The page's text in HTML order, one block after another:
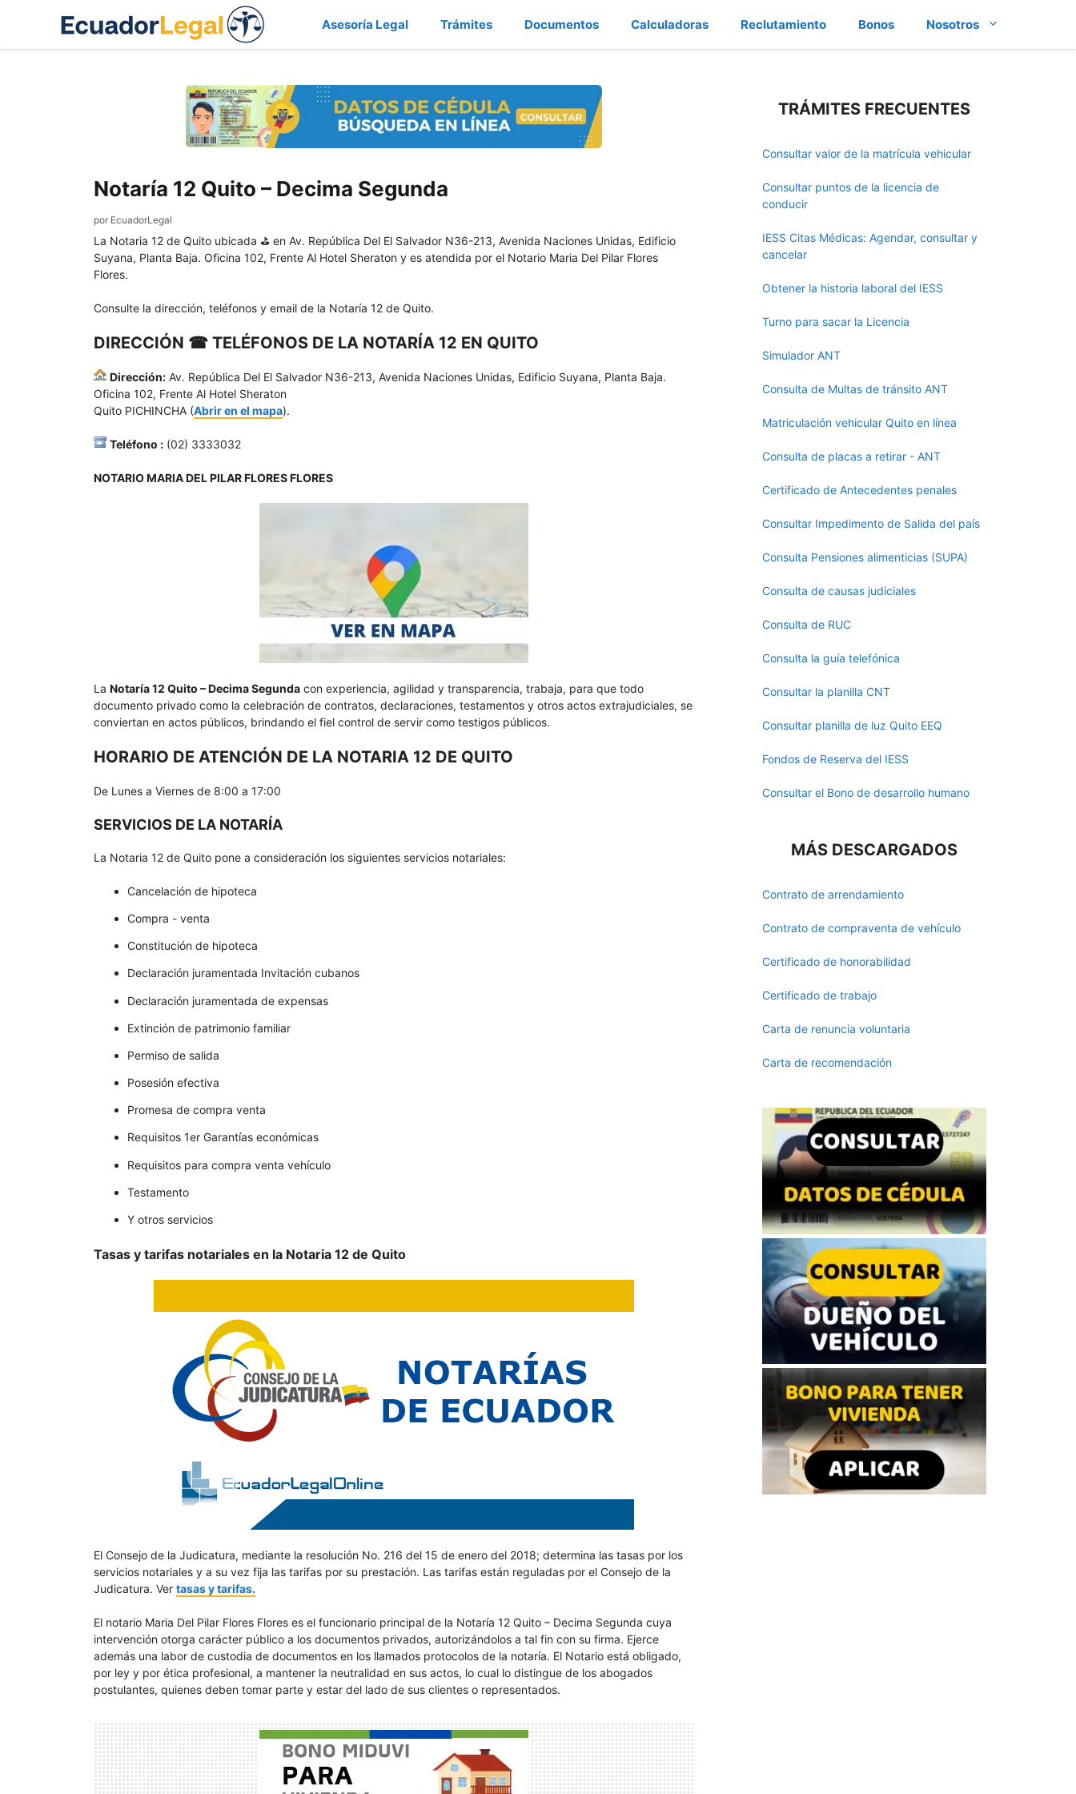
Asesoría Legal Trámites Documentos Calculadoras Reclutamiento Bonos Nosotros
Notaría 12 Quito – Decima Segunda
por EcuadorLegal
La Notaria 12 de Quito ubicada ⛳ en Av. República Del El Salvador N36-213, Avenida Naciones Unidas, Edificio
Suyana, Planta Baja. Oficina 102, Frente Al Hotel Sheraton y es atendida por el Notario Maria Del Pilar Flores
Flores.
Consulte la dirección, teléfonos y email de la Notaría 12 de Quito.
DIRECCIÓN ☎ TELÉFONOS DE LA NOTARÍA 12 EN QUITO
Dirección: Av. República Del El Salvador N36-213, Avenida Naciones Unidas, Edificio Suyana, Planta Baja.
Oficina 102, Frente Al Hotel Sheraton
Quito PICHINCHA (Abrir en el mapa).
Teléfono : (02) 3333032
NOTARIO MARIA DEL PILAR FLORES FLORES
La Notaría 12 Quito – Decima Segunda con experiencia, agilidad y transparencia, trabaja, para que todo
documento privado como la celebración de contratos, declaraciones, testamentos y otros actos extrajudiciales, se
conviertan en actos públicos, brindando el fiel control de servir como testigos públicos.
HORARIO DE ATENCIÓN DE LA NOTARIA 12 DE QUITO
De Lunes a Viernes de 8:00 a 17:00
SERVICIOS DE LA NOTARÍA
La Notaria 12 de Quito pone a consideración los siguientes servicios notariales:
Cancelación de hipoteca
Compra - venta
Constitución de hipoteca
Declaración juramentada Invitación cubanos
Declaración juramentada de expensas
Extinción de patrimonio familiar
Permiso de salida
Posesión efectiva
Promesa de compra venta
Requisitos 1er Garantías económicas
Requisitos para compra venta vehículo
Testamento
Y otros servicios
Tasas y tarifas notariales en la Notaria 12 de Quito
El Consejo de la Judicatura, mediante la resolución No. 216 del 15 de enero del 2018; determina las tasas por los
servicios notariales y a su vez fija las tarifas por su prestación. Las tarifas están reguladas por el Consejo de la
Judicatura. Ver tasas y tarifas.
El notario Maria Del Pilar Flores Flores es el funcionario principal de la Notaría 12 Quito – Decima Segunda cuya
intervención otorga carácter público a los documentos privados, autorizándolos a tal fin con su firma. Ejerce
además una labor de custodia de documentos en los llamados protocolos de la notaría. El Notario está obligado,
por ley y por ética profesional, a mantener la neutralidad en sus actos, lo cual lo distingue de los abogados
postulantes, quienes deben tomar parte y estar del lado de sus clientes o representados.
TRÁMITES FRECUENTES
Consultar valor de la matrícula vehicular
Consultar puntos de la licencia de
conducir
IESS Citas Médicas: Agendar, consultar y
cancelar
Obtener la historia laboral del IESS
Turno para sacar la Licencia
Simulador ANT
Consulta de Multas de tránsito ANT
Matriculación vehicular Quito en línea
Consulta de placas a retirar - ANT
Certificado de Antecedentes penales
Consultar Impedimento de Salida del país
Consulta Pensiones alimenticias (SUPA)
Consulta de causas judiciales
Consulta de RUC
Consulta la guía telefónica
Consultar la planilla CNT
Consultar planilla de luz Quito EEQ
Fondos de Reserva del IESS
Consultar el Bono de desarrollo humano
MÁS DESCARGADOS
Contrato de arrendamiento
Contrato de compraventa de vehículo
Certificado de honorabilidad
Certificado de trabajo
Carta de renuncia voluntaria
Carta de recomendación